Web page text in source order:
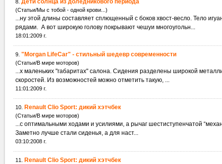
8. Дети солнца из доледникового периода
(Статьи/Мы с тобой - одной крови...)
...ну этой длины составляет сплющенный с боков хвост-весло. Тело
рядами. А вот широкую голову покрывают чешуи многоугольн...
18:01:2009 г.
9. "Morgan LifeCar" - стильный шедевр современности
(Статьи/В мире моторов)
...х маленьких "габаритах" салона. Сидения разделены широкой
скоростей. Из возможностей можно отметить такую, ...
11:01:2009 г.
10. Renault Clio Sport: дикий хэтчбек
(Статьи/В мире моторов)
...с оптимальными ходами и усилиями, а рычаг шестиступенчатой
Заметно лучше стали сиденья, а для наст...
03:10:2008 г.
11. Renault Clio Sport: дикий хэтчбек